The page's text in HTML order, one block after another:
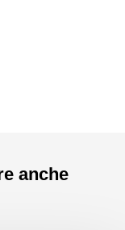
anche